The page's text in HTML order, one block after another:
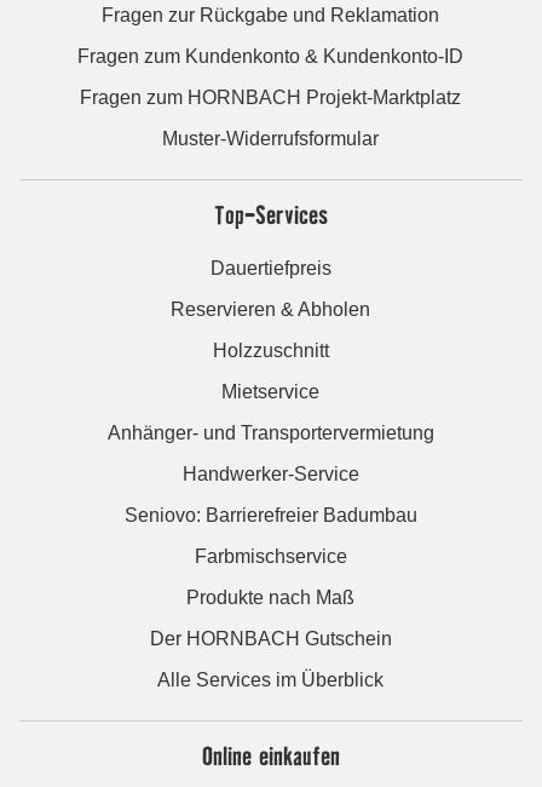
Fragen zur Rückgabe und Reklamation
Fragen zum Kundenkonto & Kundenkonto-ID
Fragen zum HORNBACH Projekt-Marktplatz
Muster-Widerrufsformular
Top-Services
Dauertiefpreis
Reservieren & Abholen
Holzzuschnitt
Mietservice
Anhänger- und Transportervermietung
Handwerker-Service
Seniovo: Barrierefreier Badumbau
Farbmischservice
Produkte nach Maß
Der HORNBACH Gutschein
Alle Services im Überblick
Online einkaufen